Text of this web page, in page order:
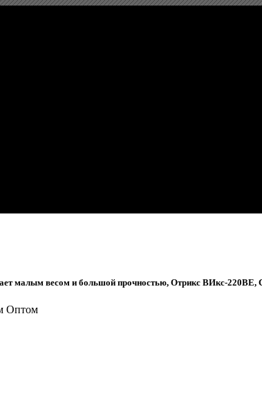
малым весом и большой прочностью, Отрикс ВИкс-220ВЕ,
Оптом